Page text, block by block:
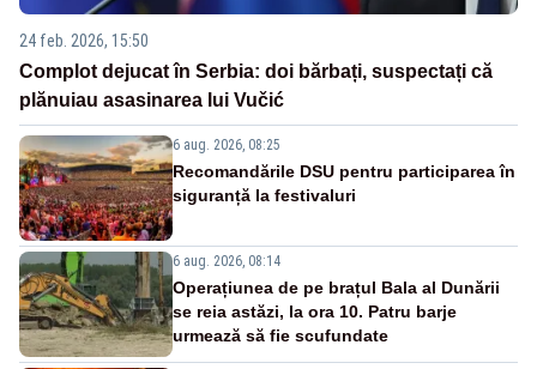
24 feb. 2026, 15:50
Complot dejucat în Serbia: doi bărbați, suspectați că
plănuiau asasinarea lui Vučić
6 aug. 2026, 08:25
Recomandările DSU pentru participarea în
siguranță la festivaluri
6 aug. 2026, 08:14
Operațiunea de pe brațul Bala al Dunării
se reia astăzi, la ora 10. Patru barje
urmează să fie scufundate